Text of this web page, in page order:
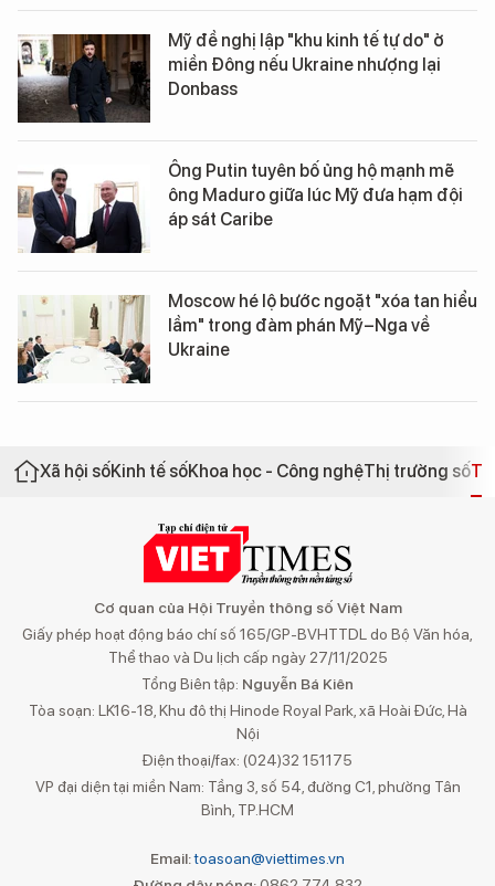
Mỹ đề nghị lập "khu kinh tế tự do" ở
miền Đông nếu Ukraine nhượng lại
Donbass
Ông Putin tuyên bố ủng hộ mạnh mẽ
ông Maduro giữa lúc Mỹ đưa hạm đội
áp sát Caribe
Moscow hé lộ bước ngoặt "xóa tan hiểu
lầm" trong đàm phán Mỹ–Nga về
Ukraine
Xã hội sốKinh tế sốKhoa học - Công nghệThị trường số
Cơ quan của Hội Truyền thông số Việt Nam
Giấy phép hoạt động báo chí số 165/GP-BVHTTDL do Bộ Văn hóa,
Thể thao và Du lịch cấp ngày 27/11/2025
Tổng Biên tập: Nguyễn Bá Kiên
Tòa soạn: LK16-18, Khu đô thị Hinode Royal Park, xã Hoài Đức, Hà
Nội
Điện thoại/fax: (024)32 151175
VP đại diện tại miền Nam: Tầng 3, số 54, đường C1, phường Tân
Bình, TP.HCM
Email:toasoan@viettimes.vn